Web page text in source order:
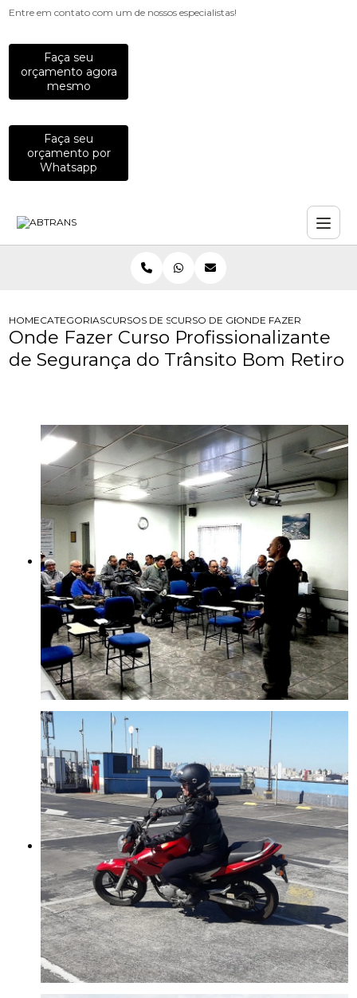
Entre em contato com um de nossos especialistas!
Faça seu
orçamento agora
mesmo
Faça seu
orçamento por
Whatsapp
HOMECATEGORIASCURSOS DE SEGURANCA NO TRANSITO
CURSO DE GESTAO DA SEGURANCA
ONDE FAZER CURSO
Onde Fazer Curso Profissionalizante
de Segurança do Trânsito Bom Retiro